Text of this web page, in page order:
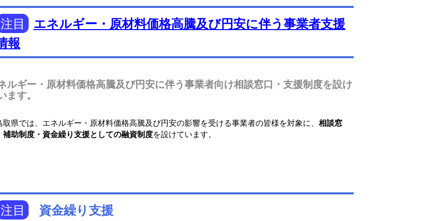
注目
エネルギー・原材料価格高騰及び円安に伴う事業者支援
報
ルギー・原材料価格高騰及び円安に伴う事業者向け相談窓口・支援制度を設け
ます。
県では、エネルギー・原材料価格高騰及び円安の影響を受ける事業者の皆様を対象に、 相談窓
補助制度・資金繰り支援としての融資制度を設けています。
注目 資金繰り支援